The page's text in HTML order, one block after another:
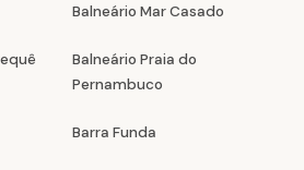
Balneário Mar Casado
Balneário Praia do
Pernambuco
Barra Funda